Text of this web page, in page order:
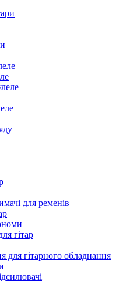
для ременів
гітар
для гітарного обладнання